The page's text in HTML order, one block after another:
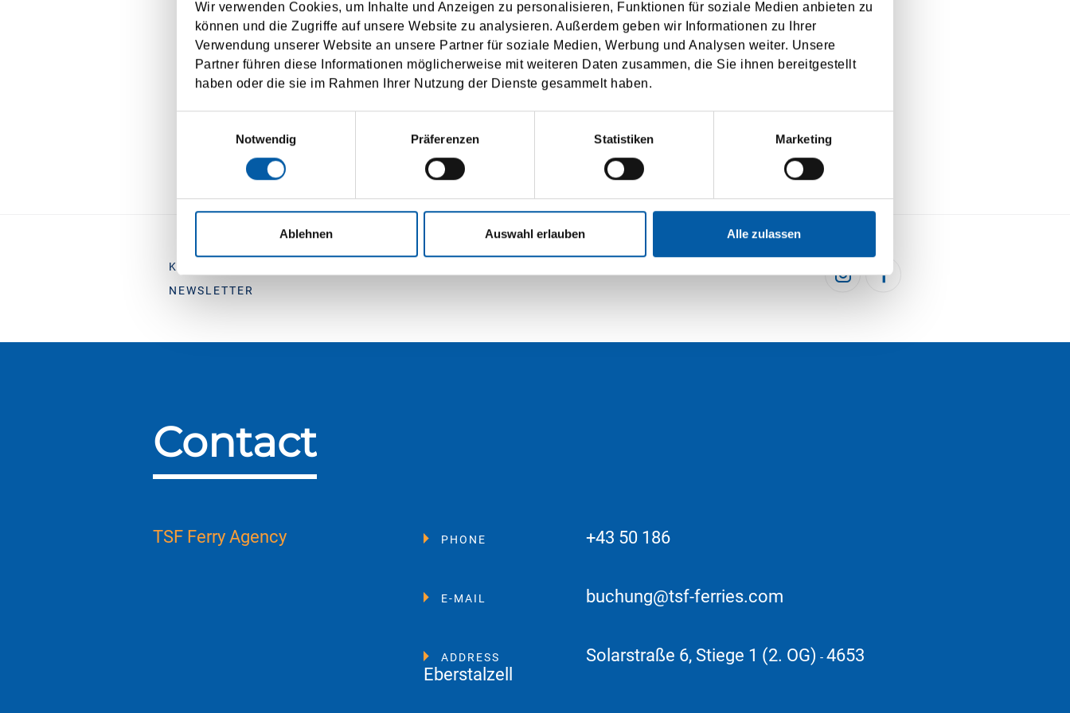
Wir verwenden Cookies, um Inhalte und Anzeigen zu personalisieren, Funktionen für soziale Medien anbieten zu
können und die Zugriffe auf unsere Website zu analysieren. Außerdem geben wir Informationen zu Ihrer
Verwendung unserer Website an unsere Partner für soziale Medien, Werbung und Analysen weiter. Unsere
Partner führen diese Informationen möglicherweise mit weiteren Daten zusammen, die Sie ihnen bereitgestellt
haben oder die sie im Rahmen Ihrer Nutzung der Dienste gesammelt haben.
Notwendig
Präferenzen Statistiken Marketing
Ablehnen Auswahl erlauben Alle zulassen
of charge at any time.
I agree to the use of my personal data according to theprivacy policy
SUBMIT
KONTAKT
NEWSLETTER
Contact
TSF Ferry Agency PHONE +43 50 186
E-MAIL buchung@tsf-ferries.com
ADDRESS Solarstraße 6, Stiege 1 (2. OG) - 4653
Eberstalzell